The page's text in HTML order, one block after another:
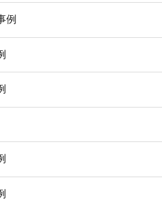
例